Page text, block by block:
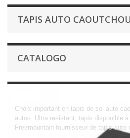
TAPIS AUTO
CATALOGO
Choix important en tapis de sol auto
autos. Ultra resistant, tapis disponible à
Freemountain fournisseur de tapis auto